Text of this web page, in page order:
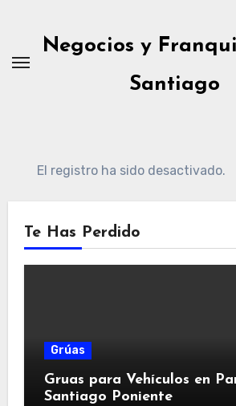
contenidoNegocios y
Santiago
El registro ha sido desactivado.
Te Has Perdido
Grúas
Gruas para Vehículos en
Santiago Poniente